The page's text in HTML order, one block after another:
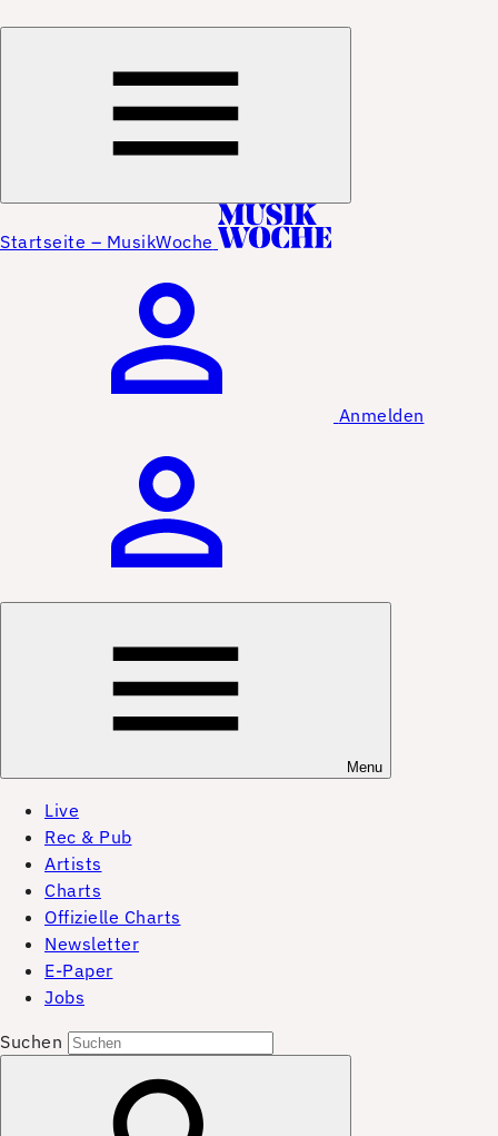
Startseite – MusikWoche
Anmelden
Menu
Live
Rec & Pub
Artists
Charts
Offizielle Charts
Newsletter
E-Paper
Jobs
Suchen